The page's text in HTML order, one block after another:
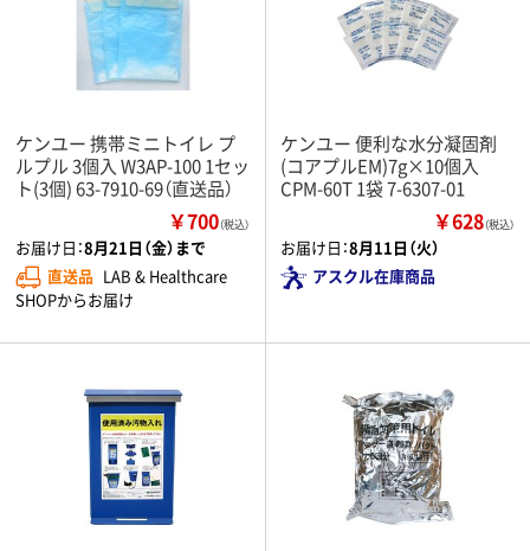
ケンユー 携帯ミニトイレ プ
ルプル 3個入 W3AP-100 1セッ
ト(3個) 63-7910-69（直送品）
￥700（税込）
お届け日：8月21日（金）まで
直送品 LAB & Healthcare
SHOPからお届け
ケンユー 便利な水分凝固剤
(コアプルEM)7g×10個入
CPM-60T 1袋 7-6307-01
￥628（税込）
お届け日：8月11日（火）
アスクル在庫商品